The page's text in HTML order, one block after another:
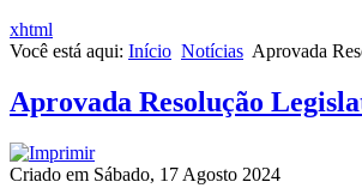
xhtml
Você está aqui: Início Notícias Aprovada
Aprovada Resolução
Criado em Sábado, 17 Agosto 2024